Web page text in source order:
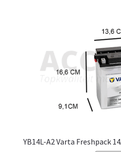
YB14L-A2 Varta Freshpack